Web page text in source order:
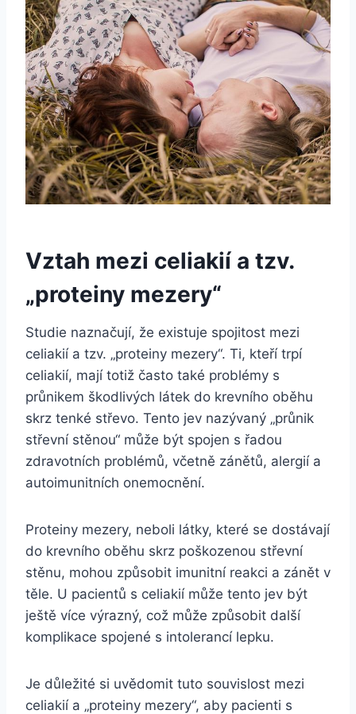
Vztah mezi celiakií a tzv.
„proteiny mezery“
Studie naznačují, že existuje spojitost mezi
celiakií a tzv. „proteiny mezery“. Ti, kteří trpí
celiakií, mají totiž často také problémy s
průnikem škodlivých látek do krevního oběhu
skrz tenké střevo. Tento jev nazývaný „průnik
střevní stěnou“ může být spojen s řadou
zdravotních problémů, včetně zánětů, alergií a
autoimunitních onemocnění.
Proteiny mezery, neboli látky, které se dostávají
do krevního oběhu skrz poškozenou střevní
stěnu, mohou způsobit imunitní reakci a zánět v
těle. U pacientů s celiakií může tento jev být
ještě více výrazný, což může způsobit další
komplikace spojené s intolerancí lepku.
Je důležité si uvědomit tuto souvislost mezi
celiakií a „proteiny mezery“, aby pacienti s